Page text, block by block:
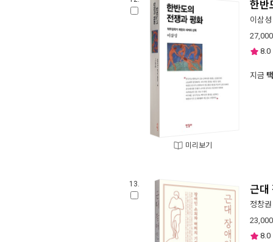
미리보기
한반
이삼성
27,000
8.0
지금
13. 근대
정창권
23,000
8.0